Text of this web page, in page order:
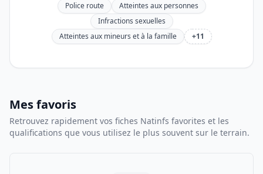
Police route
Atteintes aux personnes
Infractions sexuelles
Atteintes aux mineurs et à la famille
+11
Mes favoris
Retrouvez rapidement vos fiches Natinfs favorites et les
qualifications que vous utilisez le plus souvent sur le terrain.